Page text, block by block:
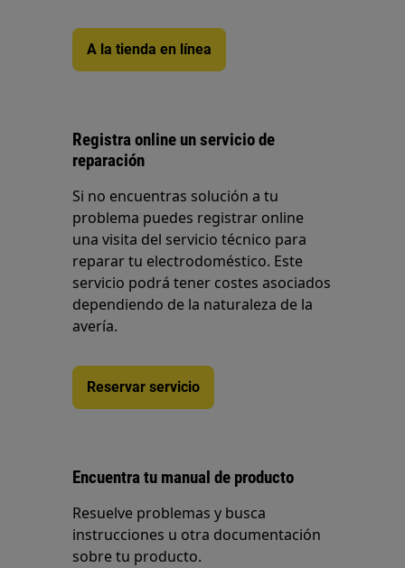
A la tienda en línea
Registra online un servicio de
reparación
Si no encuentras solución a tu
problema puedes registrar online
una visita del servicio técnico para
reparar tu electrodoméstico. Este
servicio podrá tener costes asociados
dependiendo de la naturaleza de la
avería.
Reservar servicio
Encuentra tu manual de producto
Resuelve problemas y busca
instrucciones u otra documentación
sobre tu producto.